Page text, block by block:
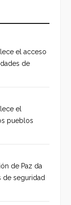
el acceso
de
el
pueblos
de Paz da
de seguridad